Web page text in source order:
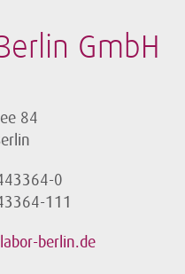
GmbH
84
0
111
berlin.de